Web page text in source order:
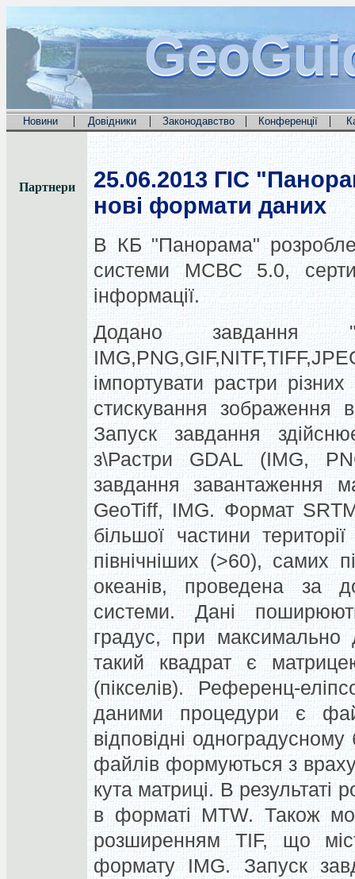
Новини | Довідники | Законодавство | Конференції |
Партнери 25.06.2013 ГІС
нові формати даних
В КБ "Панорама"
системи МСВС 5.0,
інформації.
Додано завдання
імпортувати растри
стискування зображення
Запуск завдання
з\Растри GDAL (IMG,
завдання завантаження
GeoTiff, IMG. Формат
більшої частини
північніших (>60), самих
океанів, проведена за
системи. Дані
градус, при максимально
такий квадрат є
(пікселів). Референц-
даними процедури є
відповідні одноградусному
файлів формуються з
кута матриці. В
в форматі MTW. Також
розширенням TIF, що
формату IMG. Запуск